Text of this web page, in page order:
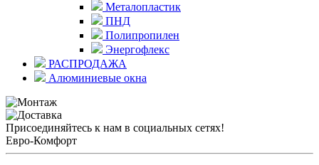
Металопластик
ПНД
Полипропилен
Энергофлекс
РАСПРОДАЖА
Алюминиевые окна
Присоединяйтесь к нам в социальных сетях!
Евро-Комфорт